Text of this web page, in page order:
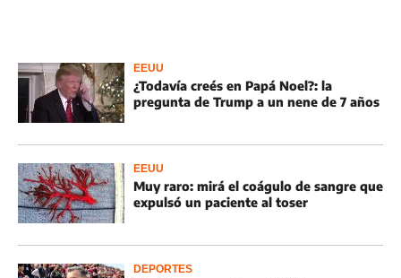
EEUU
¿Todavía creés en Papá Noel?: la
pregunta de Trump a un nene de 7 años
EEUU
Muy raro: mirá el coágulo de sangre que
expulsó un paciente al toser
DEPORTES